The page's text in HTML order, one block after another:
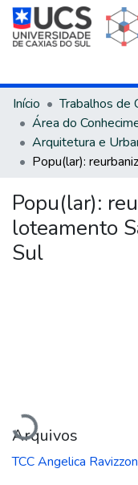
Início
Arquitetura e
Popu(lar):
loteamento
Sul
Carregando...
Arquivos
TCC Angelica